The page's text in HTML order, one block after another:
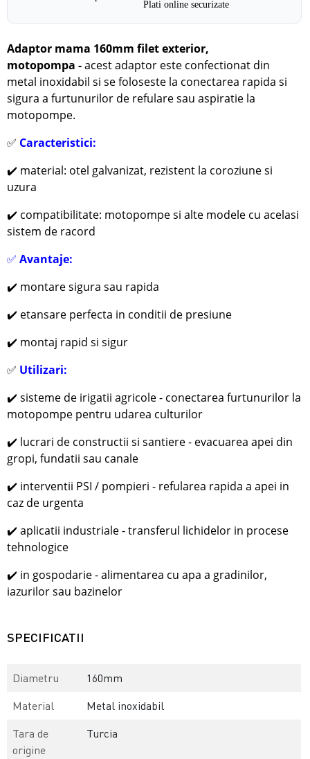
Plati online securizate
Adaptor mama 160mm filet exterior,
motopompa -acest adaptor este confectionat din
metal inoxidabil si se foloseste la conectarea rapida si
sigura a furtunurilor de refulare sau aspiratie la
motopompe.
✅ Caracteristici:
✔️ material: otel galvanizat, rezistent la coroziune si
uzura
✔️ compatibilitate: motopompe si alte modele cu acelasi
sistem de racord
✅ Avantaje:
✔️ montare sigura sau rapida
✔️ etansare perfecta in conditii de presiune
✔️ montaj rapid si sigur
✅ Utilizari:
✔️ sisteme de irigatii agricole - conectarea furtunurilor la
motopompe pentru udarea culturilor
✔️ lucrari de constructii si santiere - evacuarea apei din
gropi, fundatii sau canale
✔️ interventii PSI / pompieri - refularea rapida a apei in
caz de urgenta
✔️ aplicatii industriale - transferul lichidelor in procese
tehnologice
✔️ in gospodarie - alimentarea cu apa a gradinilor,
iazurilor sau bazinelor
SPECIFICATII
Diametru
160mm
Material
Metal inoxidabil
Tara de
origine
Turcia